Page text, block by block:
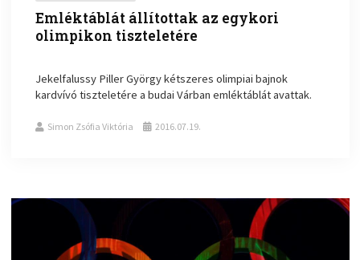
Emléktáblát állítottak az egykori
olimpikon tiszteletére
Jekelfalussy Piller György kétszeres olimpiai bajnok
kardvívó tiszteletére a budai Várban emléktáblát avattak.
Simon Zsófia Viktória 2016.07.19.